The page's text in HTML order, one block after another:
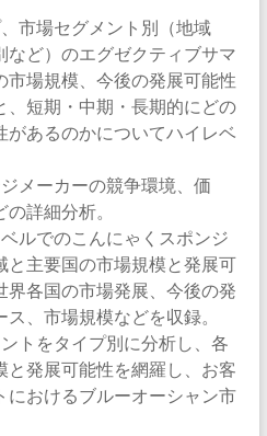
市場セグメント別（地域
など）のエグゼクティブサマ
市場規模、今後の発展可能性
、短期・中期・長期的にどの
があるのかについてハイレベ
メーカーの競争環境、価
詳細分析。
ルでのこんにゃくスポンジ
と主要国の市場規模と発展可
各国の市場発展、今後の発
、市場規模などを収録。
トをタイプ別に分析し、各
発展可能性を網羅し、お客
におけるブルーオーシャン市